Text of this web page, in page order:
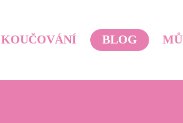
KOUČOVÁNÍ BLOG